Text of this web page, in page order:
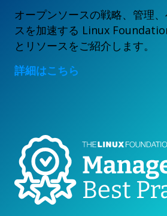
オープンソースの戦略、管理
スを加速する Linux
とリソースをご紹介します。
詳細はこちら